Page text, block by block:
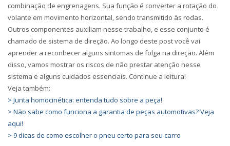
combinação de engrenagens. Sua função é converter a rotação do
volante em movimento horizontal, sendo transmitido às rodas.
Outros componentes auxiliam nesse trabalho, e esse conjunto é
chamado de sistema de direção. Ao longo deste post você vai
aprender a reconhecer alguns sintomas de folga na direção. Além
disso, vamos mostrar os riscos de não prestar atenção nesse
sistema e alguns cuidados essenciais. Continue a leitura!
Veja também:
> Junta homocinética: entenda tudo sobre a peça!
> Não sabe como funciona a garantia de peças automotivas? Veja
aqui!
> 9 dicas de como escolher o pneu certo para seu carro